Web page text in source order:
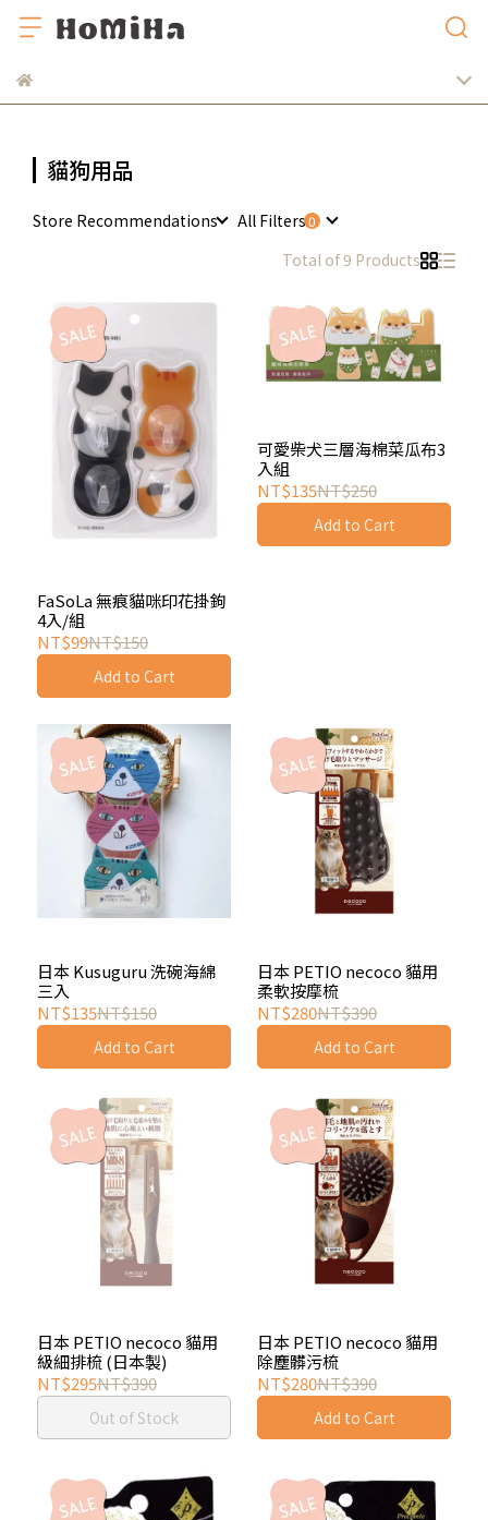
貓狗用品
Store Recommendations
All Filters
Total of 9 Products
FaSoLa 無痕貓咪印花掛鉤
4入/組
NT$99NT$150
Add to Cart
可愛柴犬三層海棉菜瓜布3
入組
NT$135NT$250
Add to Cart
日本 Kusuguru 洗碗海綿
三入
NT$135NT$150
Add to Cart
日本 PETIO necoco 貓用
柔軟按摩梳
NT$280NT$390
Add to Cart
日本 PETIO necoco 貓用
級細排梳 (日本製)
NT$295NT$390
Out of Stock
日本 PETIO necoco 貓用
除塵髒污梳
NT$280NT$390
Add to Cart